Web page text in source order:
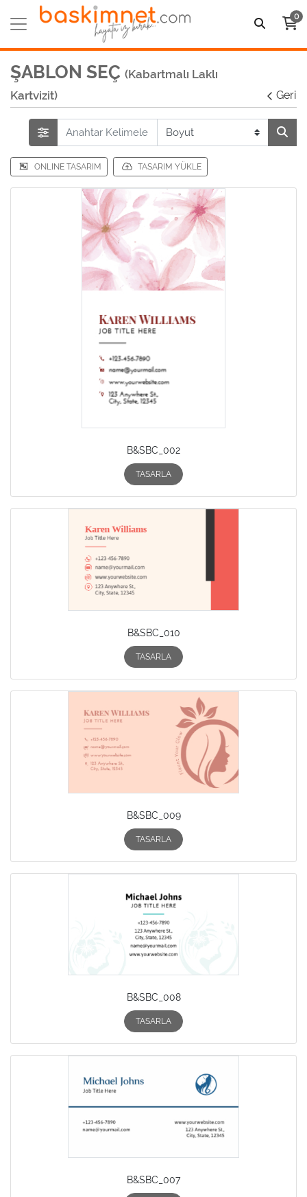
0
ŞABLON SEÇ (Kabartmalı Laklı
Kartvizit)
Geri
ONLINE TASARIM TASARIM YÜKLE
B&SBC_002
TASARLA
B&SBC_010
TASARLA
B&SBC_009
TASARLA
B&SBC_008
TASARLA
B&SBC_007